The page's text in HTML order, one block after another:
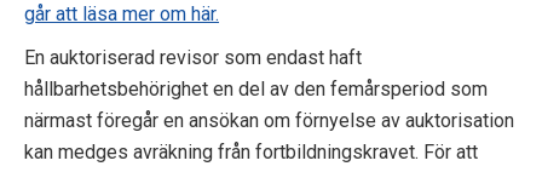
o
n
e
går att läsa mer om här.
En auktoriserad revisor som endast haft
hållbarhetsbehörighet en del av den femårsperiod som
närmast föregår en ansökan om förnyelse av auktorisation
kan medges avräkning från fortbildningskravet. För att